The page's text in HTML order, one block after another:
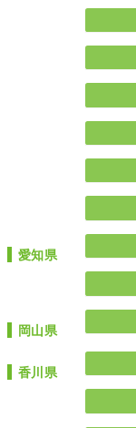
愛知県
岡山県
香川県